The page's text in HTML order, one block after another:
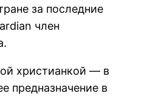
за последние
член
христианкой — в
предназначение в